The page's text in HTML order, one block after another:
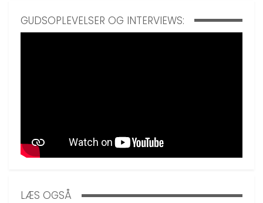
GUDSOPLEVELSER OG INTERVIEWS:
LÆS OGSÅ